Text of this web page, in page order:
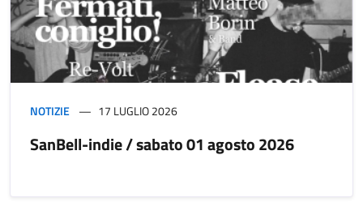
NOTIZIE 17 LUGLIO 2026
SanBell-indie / sabato 01 agosto 2026